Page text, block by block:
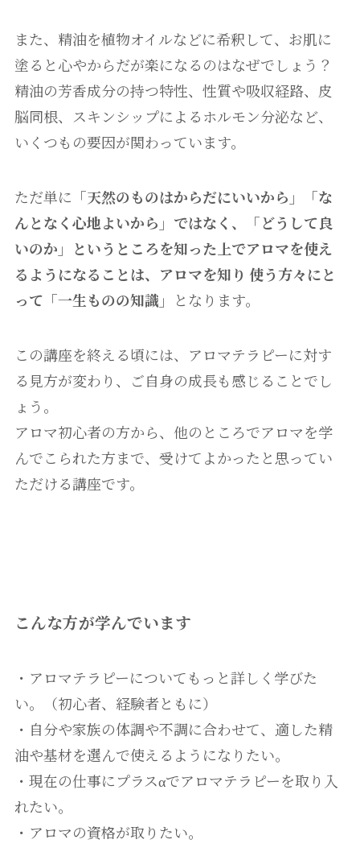
また、精油を植物オイルなどに希釈して、お肌に
塗ると心やからだが楽になるのはなぜでしょう？
精油の芳香成分の持つ特性、性質や吸収経路、皮
脳同根、スキンシップによるホルモン分泌など、
いくつもの要因が関わっています。
ただ単に 「天然のものはからだにいいから」「な
んとなく心地よいから」ではなく、「どうして良
いのか」というところを知った上でアロマを使え
るようになることは、アロマを知り 使う方々にと
って「一生ものの知識」
となります。
この講座を終える頃には、アロマテラピーに対す
る見方が変わり、ご自身の成長も感じることでし
ょう。
アロマ初心者の方から、他のところでアロマを学
んでこられた方まで、受けてよかったと思ってい
ただける講座です。
こんな方が学んでいます
・アロマテラピーについてもっと詳しく学びた
い。（初心者、経験者ともに）
・自分や家族の体調や不調に合わせて、適した精
油や基材を選んで使えるようになりたい。
・現在の仕事にプラスαでアロマテラピーを取り入
れたい。
・アロマの資格が取りたい。